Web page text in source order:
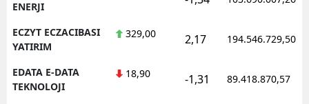
ENERJI
ECZYT ECZACIBASI
YATIRIM
329,00 2,17 194.546.729,50
EDATA E-DATA
TEKNOLOJI
18,90 -1,31 89.418.870,57